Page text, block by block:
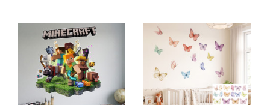
Klikni za detalje Klikni za detalje